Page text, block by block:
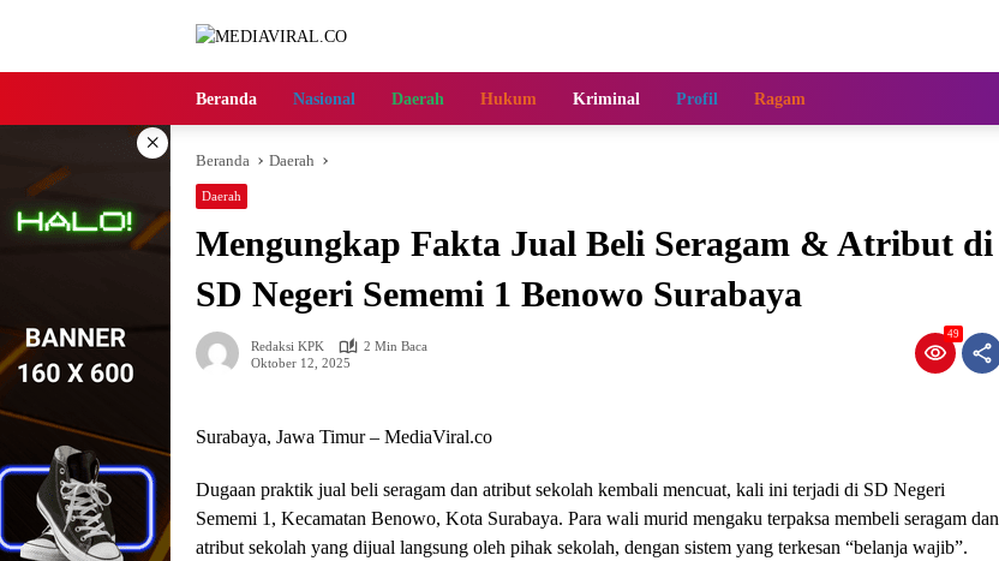
Beranda Nasional Daerah Hukum Kriminal Profil Ragam
×
Beranda Daerah
Daerah
Mengungkap Fakta Jual Beli Seragam & Atribut di
SD Negeri Sememi 1 Benowo Surabaya
Redaksi KPK
2 Min Baca
Oktober 12, 2025
49
Surabaya, Jawa Timur – MediaViral.co
Dugaan praktik jual beli seragam dan atribut sekolah kembali mencuat, kali ini terjadi di SD Negeri
Sememi 1, Kecamatan Benowo, Kota Surabaya. Para wali murid mengaku terpaksa membeli seragam dan
atribut sekolah yang dijual langsung oleh pihak sekolah, dengan sistem yang terkesan “belanja wajib”.